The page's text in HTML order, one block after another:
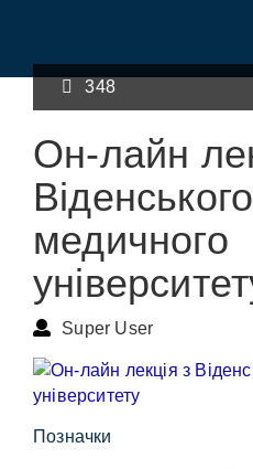
348
Он-лайн
Віденського
медичного
Super User
Позначки